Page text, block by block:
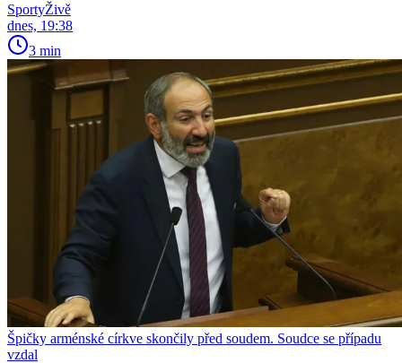
SportyŽivě
dnes, 19:38
3 min
Špičky arménské církve skončily před soudem. Soudce se případu
vzdal